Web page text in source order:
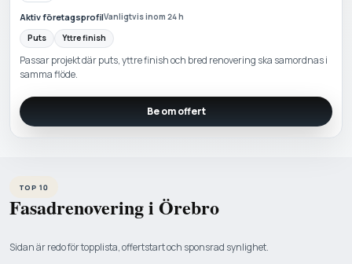
Aktiv företagsprofilVanligtvis inom 24 h
Puts
Yttre finish
Passar projekt där puts, yttre finish och bred renovering ska samordnas i
samma flöde.
Be om offert
TOP 10
Fasadrenovering i Örebro
Sidan är redo för topplista, offertstart och sponsrad synlighet.